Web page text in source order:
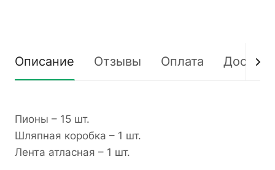
Описание Отзывы Оплата
Пионы – 15 шт.
Шляпная коробка – 1 шт.
Лента атласная – 1 шт.